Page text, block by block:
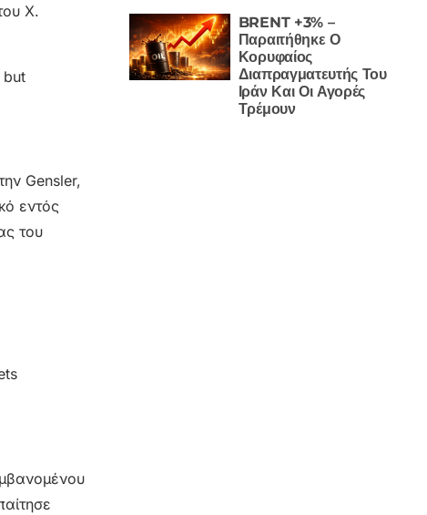
X.
but
Gensler,
εντός
του
BRENT +3% –
Παραιτήθηκε Ο
Κορυφαίος
Διαπραγματευτής Του
Ιράν Και Οι Αγορές
Τρέμουν